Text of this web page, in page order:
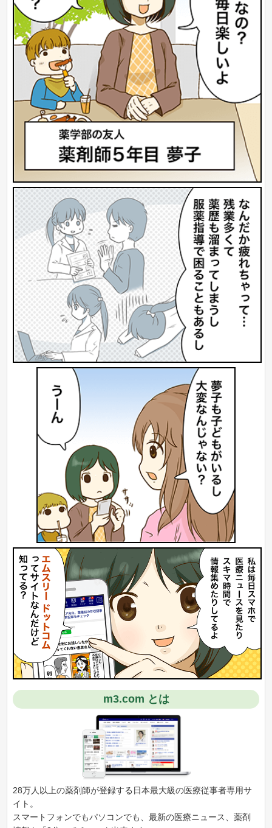
m3.com とは
28万人以上の薬剤師が登録する日本最大級の医療従事者専用サ
イト。
スマートフォンでもパソコンでも、最新の医療ニュース、薬剤